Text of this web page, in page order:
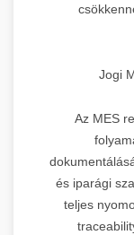
Jogi
Az MES
és iparági
teljes